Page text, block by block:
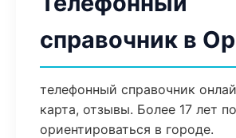
справочник в
телефонный справочник
карта, отзывы. Более 17 лет
ориентироваться в городе.